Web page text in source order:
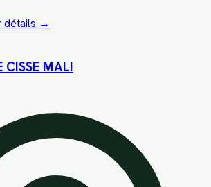
détails →
CISSE MALI